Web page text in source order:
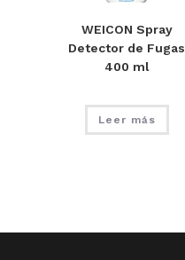
WEICON Spray
Detector de Fugas
400 ml
Leer más